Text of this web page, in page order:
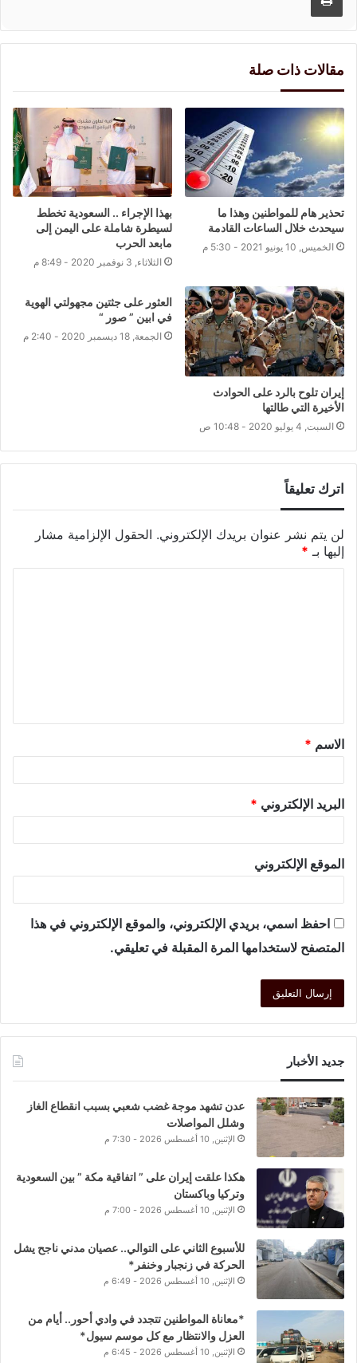
مقالات ذات صلة
تحذير هام للمواطنين وهذا ما
سيحدث خلال الساعات القادمة
الخميس, 10 يونيو 2021 - 5:30 م
بهذا الإجراء .. السعودية تخطط
لسيطرة شاملة على اليمن إلى
مابعد الحرب
الثلاثاء, 3 نوفمبر 2020 - 8:49 م
إيران تلوح بالرد على الحوادث
الأخيرة التي طالتها
السبت, 4 يوليو 2020 - 10:48 ص
العثور على جثتين مجهولتي الهوية
في ابين ” صور “
الجمعة, 18 ديسمبر 2020 - 2:40 م
اترك تعليقاً
لن يتم نشر عنوان بريدك الإلكتروني. الحقول الإلزامية مشار
إليها بـ *
الاسم *
البريد الإلكتروني *
الموقع الإلكتروني
احفظ اسمي، بريدي الإلكتروني، والموقع الإلكتروني في هذا
المتصفح لاستخدامها المرة المقبلة في تعليقي.
جديد الأخبار
عدن تشهد موجة غضب شعبي بسبب انقطاع الغاز
وشلل المواصلات
الإثنين, 10 أغسطس 2026 - 7:30 م
هكذا علقت إيران على ” اتفاقية مكة ” بين السعودية
وتركيا وباكستان
الإثنين, 10 أغسطس 2026 - 7:00 م
للأسبوع الثاني على التوالي.. عصيان مدني ناجح يشل
الحركة في زنجبار وخنفر*
الإثنين, 10 أغسطس 2026 - 6:49 م
*معاناة المواطنين تتجدد في وادي أحور.. أيام من
العزل والانتظار مع كل موسم سيول*
الإثنين, 10 أغسطس 2026 - 6:45 م